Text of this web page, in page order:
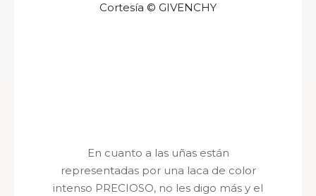
Cortesía © GIVENCHY
En cuanto a las uñas están
representadas por una laca de color
intenso PRECIOSO, no les digo más y el